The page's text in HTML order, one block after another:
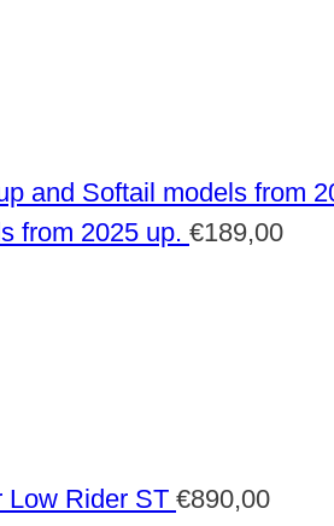
from 2025 up. €189,00
Low Rider ST €890,00